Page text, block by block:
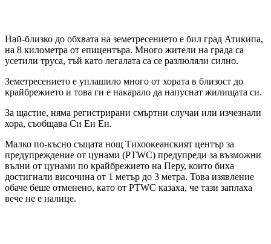
Най-близко до обхвата на земетресението е бил град Атикипа,
на 8 километра от епицентъра. Много жители на града са
усетили труса, тъй като легалата са се разлюляли силно.
Земетресението е уплашило много от хората в близост до
крайбрежието и това ги е накарало да напуснат жилищата си.
За щастие, няма регистрирани смъртни случаи или изчезнали
хора, съобщава Си Ен Ен.
Малко по-късно същата нощ Тихоокеанският център за
предупреждение от цунами (PTWC) предупреди за възможни
вълни от цунами по крайбрежието на Перу, които биха
достигнали височина от 1 метър до 3 метра. Това изявление
обаче беше отменено, като от PTWC казаха, че тази заплаха
вече не е налице.